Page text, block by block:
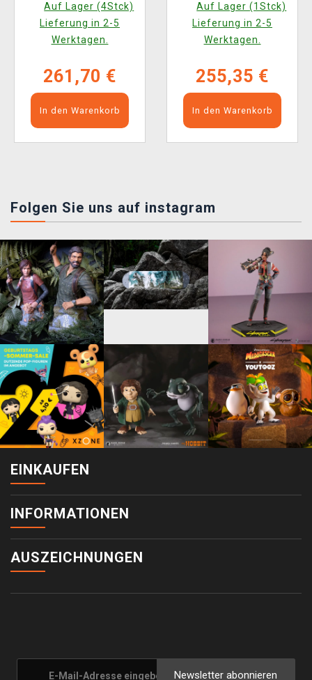
Booster Box (12
Booster) (ENGLISCHE
VERSION)
Auf Lager (4Stck)
Lieferung in 2-5
Werktagen.
261,70 €
In den Warenkorb
Commander Deck Set
Auf Lager (1Stck)
Lieferung in 2-5
Werktagen.
255,35 €
In den Warenkorb
Folgen Sie uns auf instagram
EINKAUFEN
INFORMATIONEN
AUSZEICHNUNGEN
Newsletter abonnieren